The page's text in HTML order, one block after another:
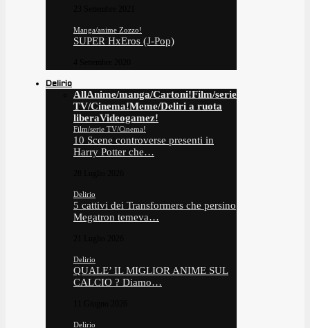
Manga/anime Zozzo!
SUPER HxEros (J-Pop)
Delirio
AllAnime/manga/Cartoni!Film/serie
TV/Cinema!Meme/Deliri a ruota
liberaVideogamez!
Film/serie TV/Cinema!
10 Scene controverse presenti in
Harry Potter che…
Delirio
5 cattivi dei Transformers che persino
Megatron temeva…
Delirio
QUALE’ IL MIGLIOR ANIME SUL
CALCIO ? Diamo…
Delirio